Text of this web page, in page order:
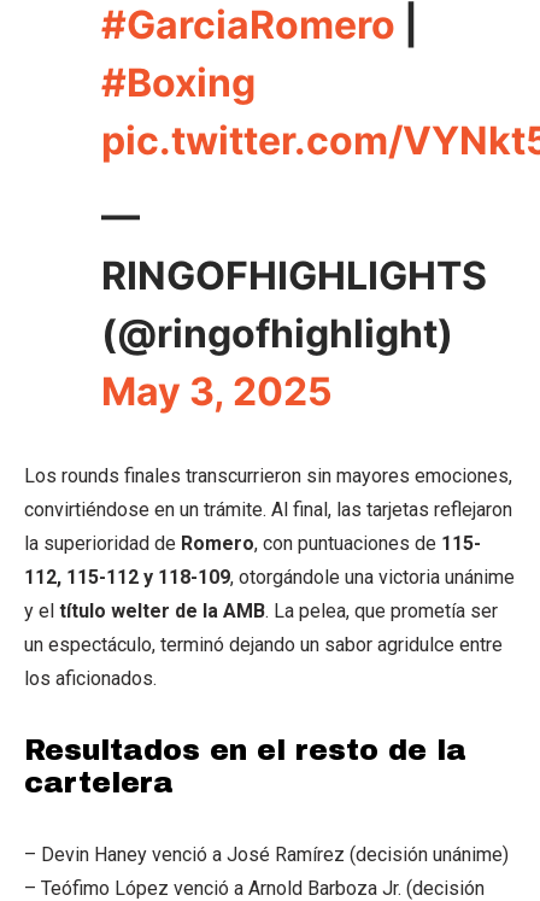
#GarciaRomero
#Boxing
pic.twitter.com/
—
RINGOFHIGHLIGHTS
(@ringofhighlight)
May 3, 2025
Los rounds finales transcurrieron sin mayores emociones,
convirtiéndose en un trámite. Al final, las tarjetas reflejaron
la superioridad de Romero, con puntuaciones de 115-
112, 115-112 y 118-109, otorgándole una victoria unánime
y el título welter de la AMB. La pelea, que prometía ser
un espectáculo, terminó dejando un sabor agridulce entre
los aficionados.
Resultados en el resto de la
cartelera
– Devin Haney venció a José Ramírez (decisión unánime)
– Teófimo López venció a Arnold Barboza Jr. (decisión